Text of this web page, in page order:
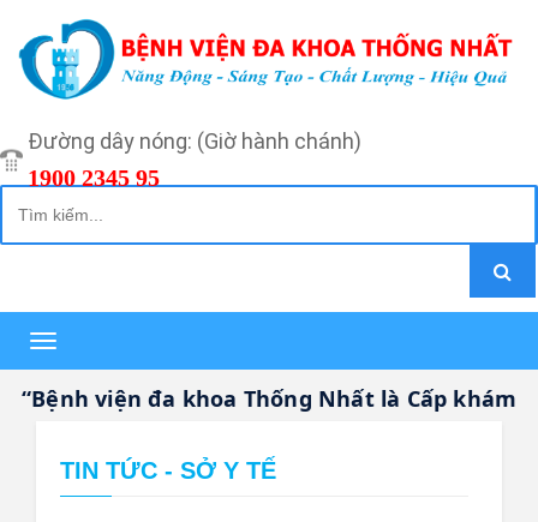
Đường dây nóng: (Giờ hành chánh)
1900 2345 95
Toggle
navigation
viện đa khoa Thống Nhất là Cấp khám
TIN TỨC - SỞ Y TẾ